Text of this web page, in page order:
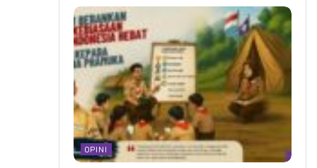
OPINI